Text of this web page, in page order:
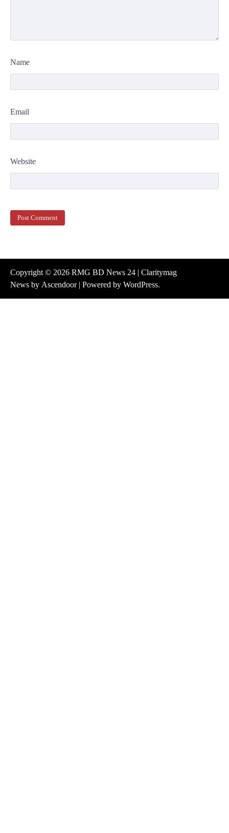
Name
Email
Website
Copyright © 2026 RMG BD News 24 | Claritymag
News by Ascendoor| Powered by WordPress.